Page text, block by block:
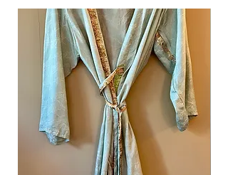
effekten af ​​synlig løft af det øvre
øjenlåg, forynger optisk ansigtet og
øjenområdet og genopretter
udstrålingen.